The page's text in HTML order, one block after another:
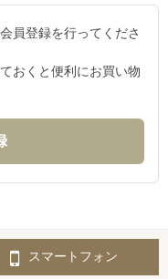
員登録を行ってくださ
おくと便利にお買い物
スマートフォン